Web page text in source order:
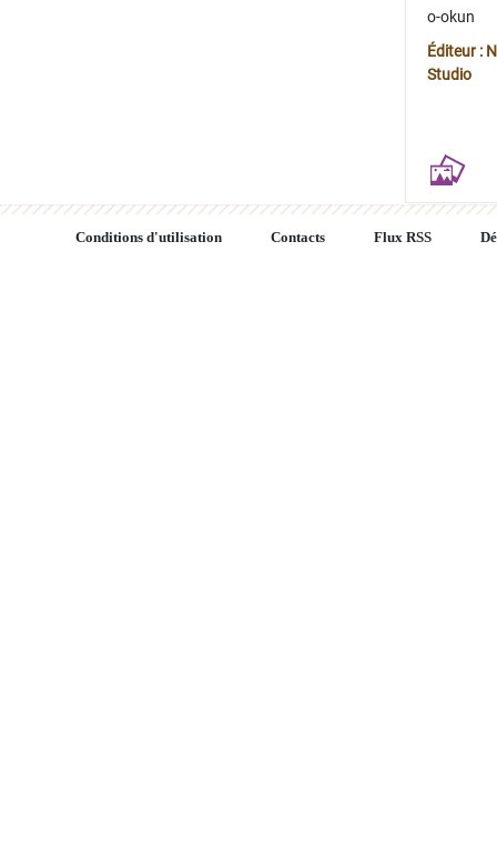
o-okun
Éditeur :
Studio
Conditions d'utilisation Contacts Flux RSS